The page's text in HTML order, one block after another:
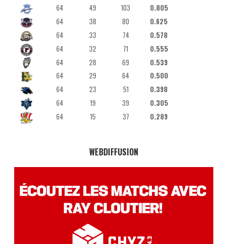
64
49 103
0.805
64
38 80
0.625
64
33 74
0.578
64
32 71
0.555
64
28 69
0.539
64
29 64
0.500
64
23 51
0.398
64
19 39
0.305
64
15 37 0.289
WEBDIFFUSION